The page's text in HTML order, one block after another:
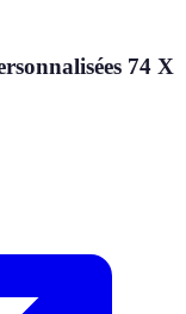
74 X